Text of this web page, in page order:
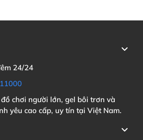
24/24
chơi người lớn, gel bôi trơn và
yêu cao cấp, uy tín tại Việt Nam.